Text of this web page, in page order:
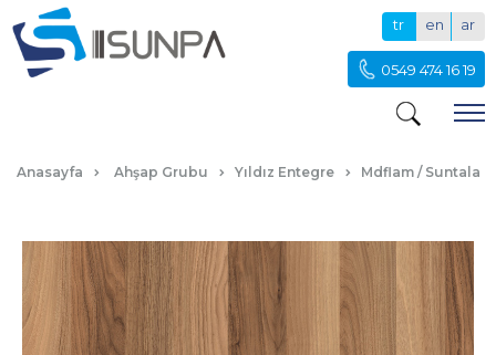
tr en ar
0549 474 16 19
Anasayfa Ahşap Grubu Yıldız Entegre Mdflam / Suntalam